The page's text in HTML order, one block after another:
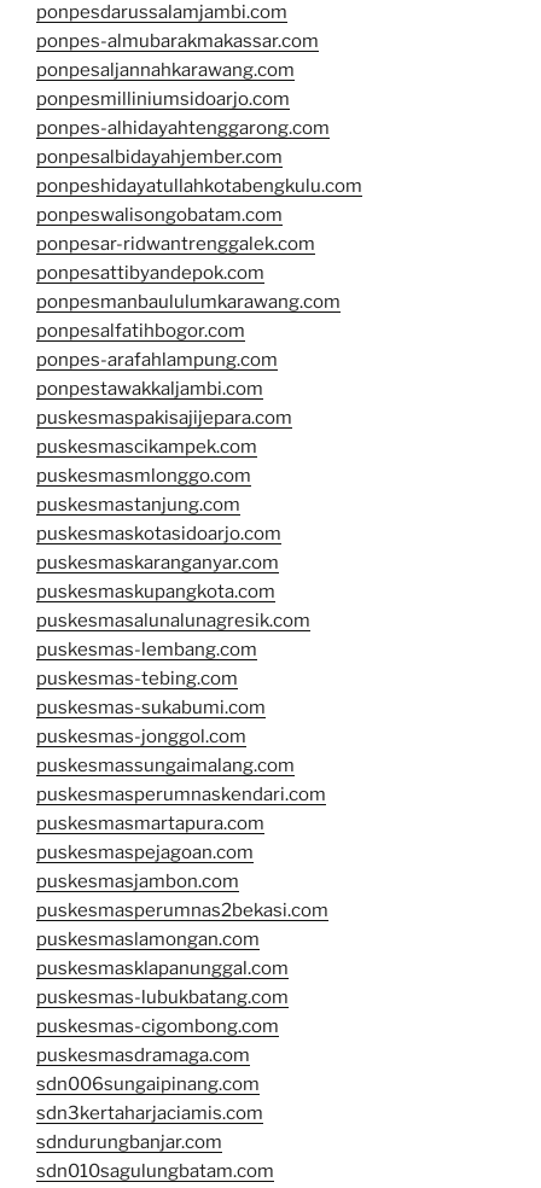
ponpesdarussalamjambi.com
ponpes-almubarakmakassar.com
ponpesaljannahkarawang.com
ponpesmilliniumsidoarjo.com
ponpes-alhidayahtenggarong.com
ponpesalbidayahjember.com
ponpeshidayatullahkotabengkulu.com
ponpeswalisongobatam.com
ponpesar-ridwantrenggalek.com
ponpesattibyandepok.com
ponpesmanbaululumkarawang.com
ponpesalfatihbogor.com
ponpes-arafahlampung.com
ponpestawakkaljambi.com
puskesmaspakisajijepara.com
puskesmascikampek.com
puskesmasmlonggo.com
puskesmastanjung.com
puskesmaskotasidoarjo.com
puskesmaskaranganyar.com
puskesmaskupangkota.com
puskesmasalunalunagresik.com
puskesmas-lembang.com
puskesmas-tebing.com
puskesmas-sukabumi.com
puskesmas-jonggol.com
puskesmassungaimalang.com
puskesmasperumnaskendari.com
puskesmasmartapura.com
puskesmaspejagoan.com
puskesmasjambon.com
puskesmasperumnas2bekasi.com
puskesmaslamongan.com
puskesmasklapanunggal.com
puskesmas-lubukbatang.com
puskesmas-cigombong.com
puskesmasdramaga.com
sdn006sungaipinang.com
sdn3kertaharjaciamis.com
sdndurungbanjar.com
sdn010sagulungbatam.com